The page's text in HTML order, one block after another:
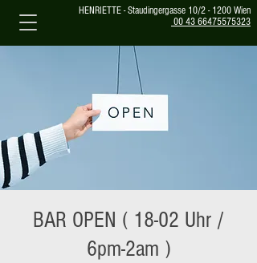
HENRIETTE - Staudingergasse 10/2 - 1200 Wien
00 43 66475575323
BAR OPEN ( 18-02 Uhr /
6pm-2am )